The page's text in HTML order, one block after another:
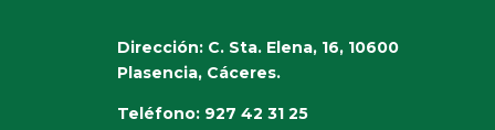
Dirección: C. Sta. Elena, 16, 10600
Plasencia, Cáceres.
Teléfono: 927 42 31 25